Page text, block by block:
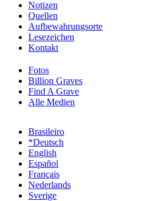
Fotos
Billion Graves
Find A Grave
Alle Medien
Notizen
Quellen
Aufbewahrungsorte
Lesezeichen
Kontakt
Brasileiro
*Deutsch
English
Español
Français
Nederlands
Sverige